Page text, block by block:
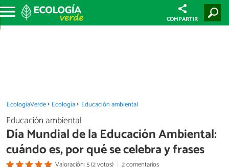
COMPARTIR
EcologíaVerde Ecología Educación ambiental
Educación ambiental
Día Mundial de la Educación Ambiental:
cuándo es, por qué se celebra y frases
Valoración: 5 (2 votos)
2 comentarios